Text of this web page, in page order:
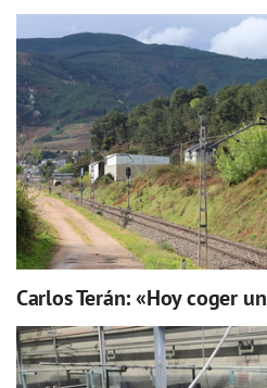
Carlos Terán: «Hoy coger